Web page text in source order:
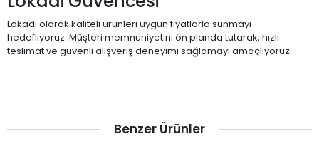
Lokadi olarak kaliteli ürünleri uygun fiyatlarla sunmayı
hedefliyoruz. Müşteri memnuniyetini ön planda tutarak, hızlı
teslimat ve güvenli alışveriş deneyimi sağlamayı amaçlıyoruz.
Benzer Ürünler